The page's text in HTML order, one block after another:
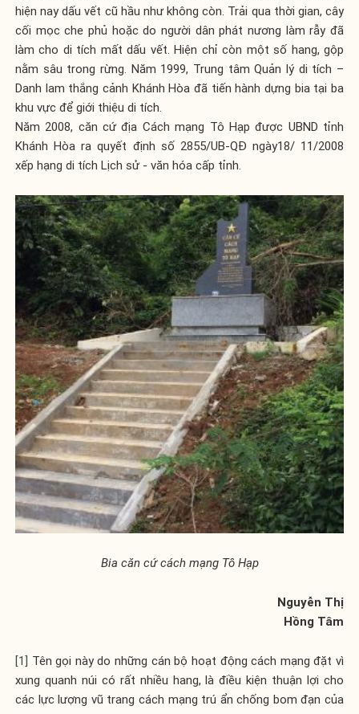
hiện nay dấu vết cũ hầu như không còn. Trải qua thời gian, cây
cối mọc che phủ hoặc do người dân phát nương làm rẫy đã
làm cho di tích mất dấu vết. Hiện chỉ còn một số hang, gộp
nằm sâu trong rừng. Năm 1999, Trung tâm Quản lý di tích –
Danh lam thắng cảnh Khánh Hòa đã tiến hành dựng bia tại ba
khu vực để giới thiệu di tích.
Năm 2008, căn cứ địa Cách mạng Tô Hạp được UBND tỉnh
Khánh Hòa ra quyết định số 2855/UB-QĐ ngày18/ 11/2008
xếp hạng di tích Lịch sử - văn hóa cấp tỉnh.
Bia căn cứ cách mạng Tô Hạp
Nguyễn Thị
Hồng Tâm
[1] Tên gọi này do những cán bộ hoạt động cách mạng đặt vì
xung quanh núi có rất nhiều hang, là điều kiện thuận lợi cho
các lực lượng vũ trang cách mạng trú ẩn chống bom đạn của